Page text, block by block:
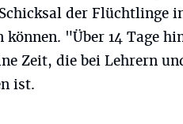
der Flüchtlinge
können. "Über 14 Tage
Zeit, die bei Lehrern
ist.